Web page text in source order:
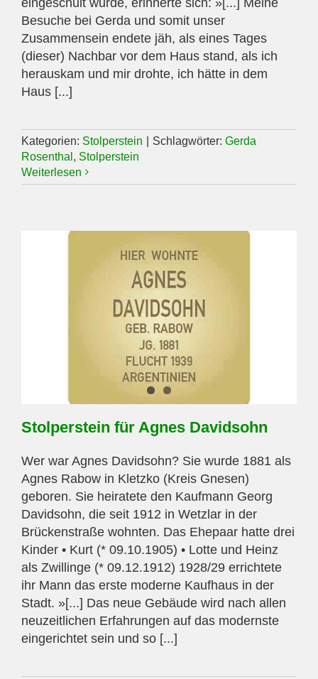
Besuche bei Gerda und somit unser
Zusammensein endete jäh, als eines Tages
(dieser) Nachbar vor dem Haus stand, als ich
herauskam und mir drohte, ich hätte in dem
Haus [...]
Kategorien: Stolperstein Schlagwörter: Gerda
Rosenthal , Stolperstein
Weiterlesen
Stolperstein für Agnes Davidsohn
Wer war Agnes Davidsohn? Sie wurde 1881 als
Agnes Rabow in Kletzko (Kreis Gnesen)
geboren. Sie heiratete den Kaufmann Georg
Davidsohn, die seit 1912 in Wetzlar in der
Brückenstraße wohnten. Das Ehepaar hatte drei
Kinder • Kurt (* 09.10.1905) • Lotte und Heinz
als Zwillinge (* 09.12.1912) 1928/29 errichtete
ihr Mann das erste moderne Kaufhaus in der
Stadt. »[...] Das neue Gebäude wird nach allen
neuzeitlichen Erfahrungen auf das modernste
eingerichtet sein und so [...]